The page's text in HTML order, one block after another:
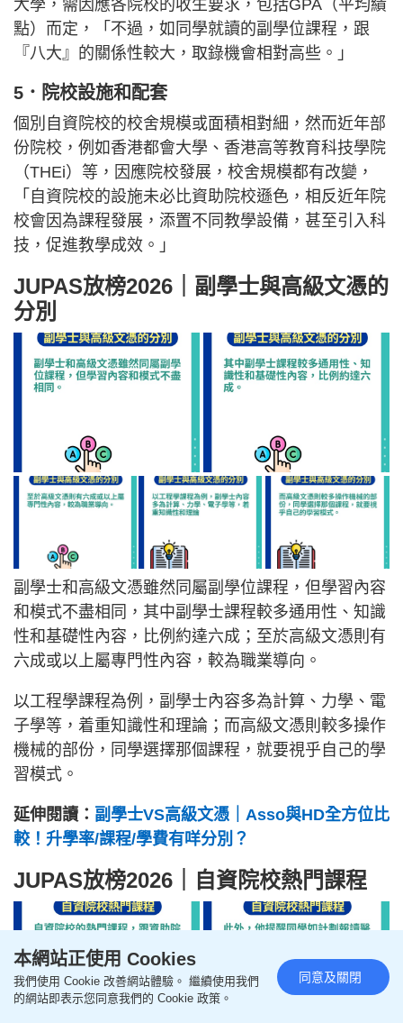
大學，需因應各院校的收生要求，包括GPA（平均績
點）而定，「不過，如同學就讀的副學位課程，跟
『八大』的關係性較大，取錄機會相對高些。」
5．院校設施和配套
個別自資院校的校舍規模或面積相對細，然而近年部
份院校，例如香港都會大學、香港高等教育科技學院
（THEi）等，因應院校發展，校舍規模都有改變，
「自資院校的設施未必比資助院校遜色，相反近年院
校會因為課程發展，添置不同教學設備，甚至引入科
技，促進教學成效。」
JUPAS放榜2026｜副學士與高級文憑的
分別
副學士和高級文憑雖然同屬副學位課程，但學習內容
和模式不盡相同，其中副學士課程較多通用性、知識
性和基礎性內容，比例約達六成；至於高級文憑則有
六成或以上屬專門性內容，較為職業導向。
以工程學課程為例，副學士內容多為計算、力學、電
子學等，着重知識性和理論；而高級文憑則較多操作
機械的部份，同學選擇那個課程，就要視乎自己的學
習模式。
延伸閱讀： 副學士VS高級文憑｜Asso與HD全方位比
較！升學率/課程/學費有咩分別？
JUPAS放榜2026｜自資院校熱門課程
本網站正使用 Cookies
我們使用 Cookie 改善網站體驗。 繼續使用我們
的網站即表示您同意我們的 Cookie 政策。
同意及關閉